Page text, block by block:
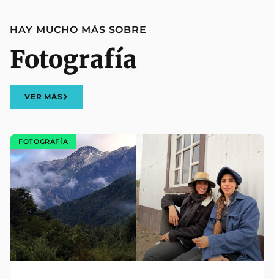
HAY MUCHO MÁS SOBRE
Fotografía
VER MÁS
FOTOGRAFÍA